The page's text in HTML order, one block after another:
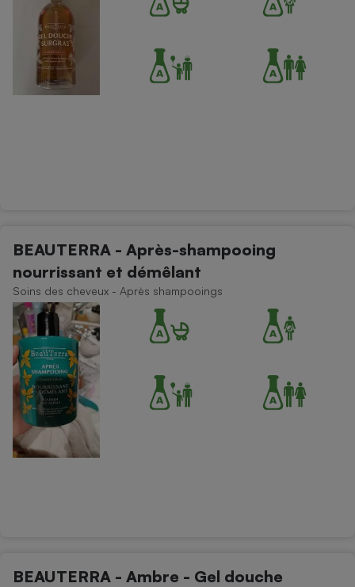
BEAUTERRA - Après-shampooing
nourrissant et démêlant
Soins des cheveux - Après shampooings
BEAUTERRA - Ambre - Gel douche